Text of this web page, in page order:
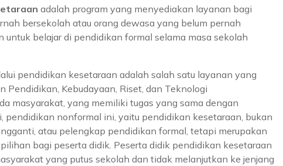
adalah program yang menyediakan layanan bagi
bersekolah atau orang dewasa yang belum pernah
belajar di pendidikan formal selama masa sekolah
pendidikan kesetaraan adalah salah satu layanan yang
Pendidikan, Kebudayaan, Riset, dan Teknologi
masyarakat, yang memiliki tugas yang sama dengan
pendidikan nonformal ini, yaitu pendidikan kesetaraan, bukan
atau pelengkap pendidikan formal, tetapi merupakan
bagi peserta didik. Peserta didik pendidikan kesetaraan
yang putus sekolah dan tidak melanjutkan ke jenjang